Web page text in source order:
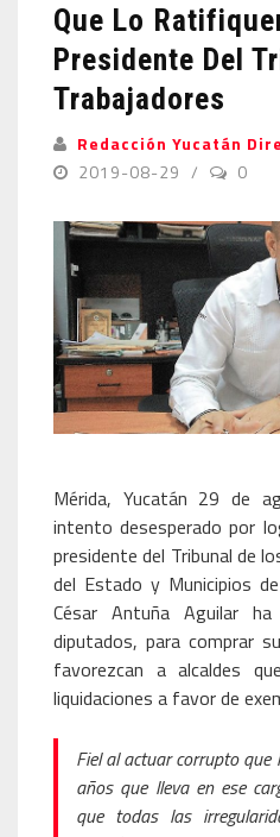
Que Lo
Presidente Del
Trabajadores
Redacción Yucatán
2019-08-29
0
Mérida, Yucatán 29 de
intento desesperado por
presidente del Tribunal de
del Estado y Municipios
César Antuña Aguilar
diputados, para comprar
favorezcan a alcaldes
liquidaciones a favor de
Fiel al actuar corrupto
años que lleva en ese
que todas las